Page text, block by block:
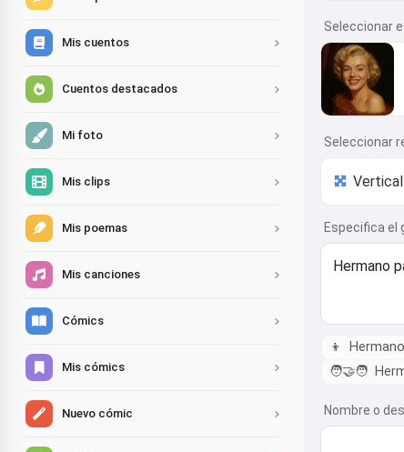
Mis cuentos
Cuentos destacados
Mi foto
Mis clips
Mis poemas
Mis canciones
Cómics
Mis cómics
Nuevo cómic
Seleccionar
Seleccionar
Especifica el
👦
🧑‍🤝‍🧑
Nombre o